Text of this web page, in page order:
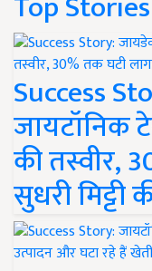
Success
जायटॉनिक
की तस्वीर,
सुधरी मिट्टी